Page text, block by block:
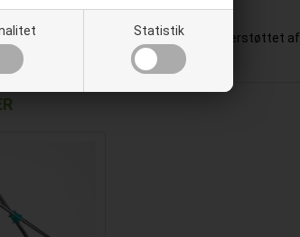
Statistik
Akrylfibre med lommer og knapper, understøttet af